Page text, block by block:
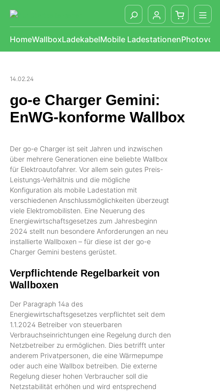
springen
HomeWallboxLadekabelMobile Ladestationen
14.02.24
go-e Charger Gemini:
EnWG-konforme Wallbox
Der go-e Charger ist seit Jahren und inzwischen
über mehrere Generationen eine beliebte Wallbox
für Elektroautofahrer. Vor allem sein gutes Preis-
Leistungs-Verhältnis und die mögliche
Konfiguration als mobile Ladestation mit
verschiedenen Anschlussmöglichkeiten überzeugt
viele Elektromobilisten. Eine Neuerung des
Energiewirtschaftsgesetzes zum Jahresbeginn
2024 stellt nun besondere Anforderungen an neu
installierte Wallboxen – für diese ist der go-e
Charger Gemini bestens gerüstet.
Verpflichtende Regelbarkeit von
Wallboxen
Der Paragraph 14a des
Energiewirtschaftsgesetzes verpflichtet seit dem
1.1.2024 Betreiber von steuerbaren
Verbrauchseinrichtungen eine Regelung durch den
Netzbetreiber zu ermöglichen. Dies betrifft unter
anderem Privatpersonen, die eine Wärmepumpe
oder auch eine Wallbox betreiben. Die externe
Regelung dieser hohen Verbraucher soll die
Netzstabilität erhöhen und wird entsprechend